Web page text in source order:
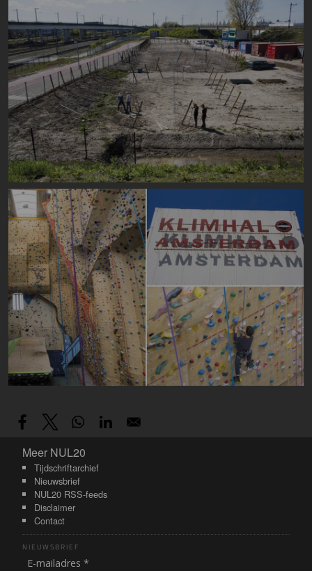
Image
Meer NUL20
Meer NUL20
Tijdschriftarchief
Nieuwsbrief
NUL20 RSS-feeds
Disclaimer
Contact
NIEUWSBRIEF
E-mailadres *